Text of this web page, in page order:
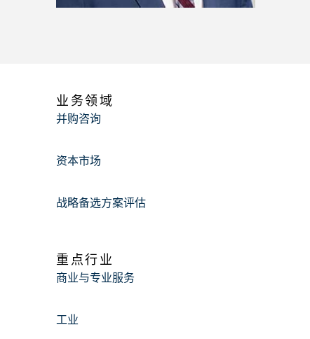
业务领域
并购咨询
资本市场
战略备选方案评估
重点行业
商业与专业服务
工业